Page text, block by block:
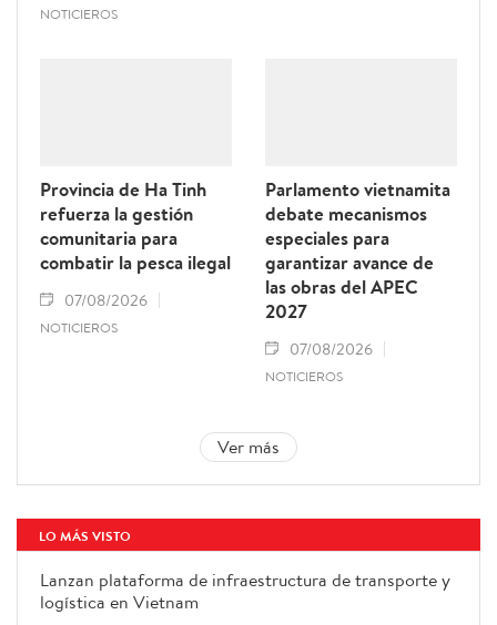
NOTICIEROS
Provincia de Ha Tinh
refuerza la gestión
comunitaria para
combatir la pesca ilegal
07/08/2026
NOTICIEROS
Parlamento vietnamita
debate mecanismos
especiales para
garantizar avance de
las obras del APEC
2027
07/08/2026
NOTICIEROS
Ver más
LO MÁS VISTO
Lanzan plataforma de
infraestructura de transporte y